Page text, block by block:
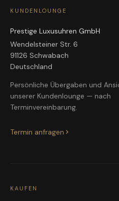
KUNDENLOUNGE
Prestige Luxusuhren GmbH
Wendelsteiner Str. 6
91126 Schwabach
Deutschland
Persönliche Übergaben und
unserer Kundenlounge — nach
Terminvereinbarung.
Termin anfragen
KAUFEN